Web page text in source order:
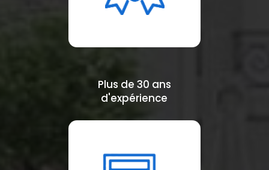
Plus de 30 ans
d'expérience